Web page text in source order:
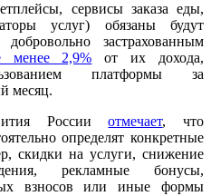
сервисы заказа еды,
услуг) обязаны будут
застрахованным
менее 2,9% от их дохода,
платформы за
месяц.
Россииотмечает, что
определят конкретные
скидки на услуги, снижение
рекламные бонусы,
взносов или иные формы